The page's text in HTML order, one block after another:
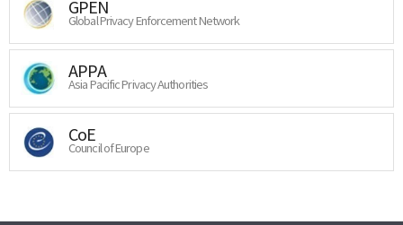
GPEN
Global Privacy Enforcement Network
APPA
Asia Pacific Privacy Authorities
CoE
Council of Europe